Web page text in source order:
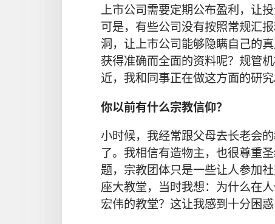
上市公司需要定期公布盈利，让
可是，有些公司没有按照常规汇
洞，让上市公司能够隐瞒自己的
获得准确而全面的资料呢？规管
近，我和同事正在做这方面的研究
你以前有什么宗教信仰？
小时候，我经常跟父母去长老会
了。我相信有造物主，也很尊重
题，宗教团体只是一些让人参加
座大教堂，当时我想：为什么在
宏伟的教堂？这让我感到十分困